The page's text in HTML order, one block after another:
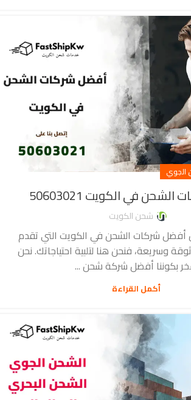
الجوي
في الكويت 50603021
شحن الكويت
أفضل شركات الشحن في الكويت التي تقدم
وسريعة، فنحن هنا لتلبية احتياجاتك. نحن
بكوننا أفضل شركة شحن ...
أكمل القراءة